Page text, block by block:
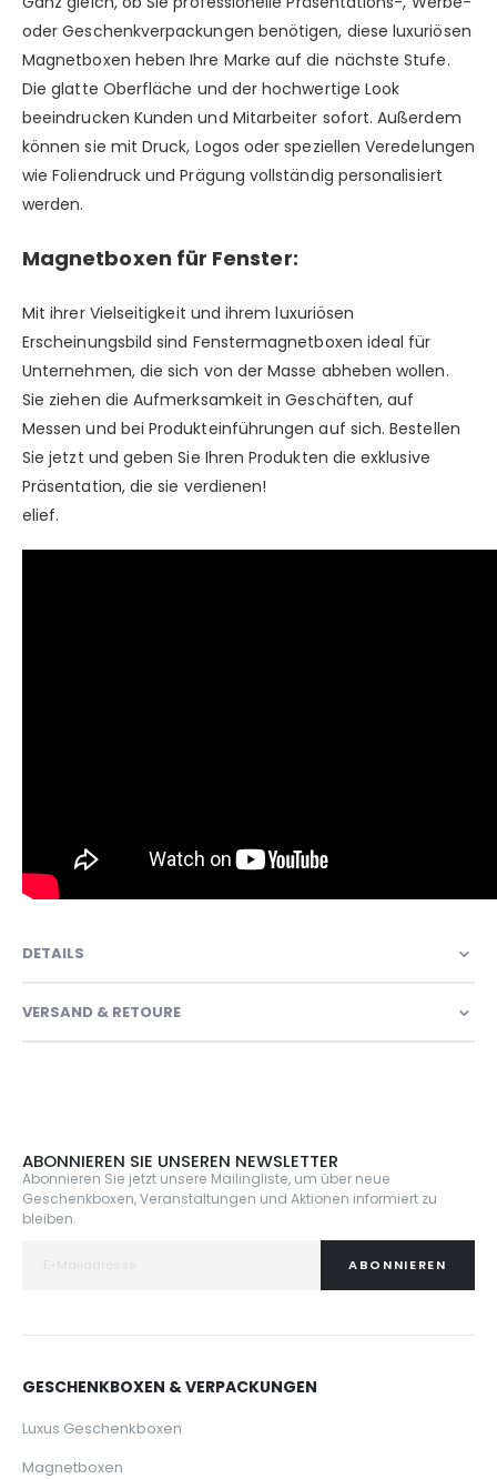
oder Geschenkverpackungen benötigen, diese luxuriösen
Magnetboxen heben Ihre Marke auf die nächste Stufe.
Die glatte Oberfläche und der hochwertige Look
beeindrucken Kunden und Mitarbeiter sofort. Außerdem
können sie mit Druck, Logos oder speziellen Veredelungen
wie Foliendruck und Prägung vollständig personalisiert
werden.
Magnetboxen für Fenster:
Mit ihrer Vielseitigkeit und ihrem luxuriösen
Erscheinungsbild sind Fenstermagnetboxen ideal für
Unternehmen, die sich von der Masse abheben wollen.
Sie ziehen die Aufmerksamkeit in Geschäften, auf
Messen und bei Produkteinführungen auf sich. Bestellen
Sie jetzt und geben Sie Ihren Produkten die exklusive
Präsentation, die sie verdienen!
elief.
DETAILS
VERSAND & RETOURE
ABONNIEREN SIE UNSEREN NEWSLETTER
Abonnieren Sie jetzt unsere Mailingliste, um über neue
Geschenkboxen, Veranstaltungen und Aktionen informiert zu
bleiben.
ABONNIEREN
GESCHENKBOXEN & VERPACKUNGEN
Luxus Geschenkboxen
Magnetboxen